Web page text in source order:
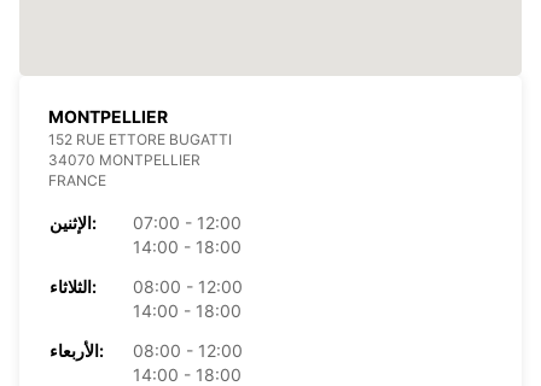
MONTPELLIER
152 RUE ETTORE BUGATTI
34070 MONTPELLIER
FRANCE
الإثنين:
07:00 - 12:00
14:00 - 18:00
الثلاثاء:
08:00 - 12:00
14:00 - 18:00
الأربعاء:
08:00 - 12:00
14:00 - 18:00